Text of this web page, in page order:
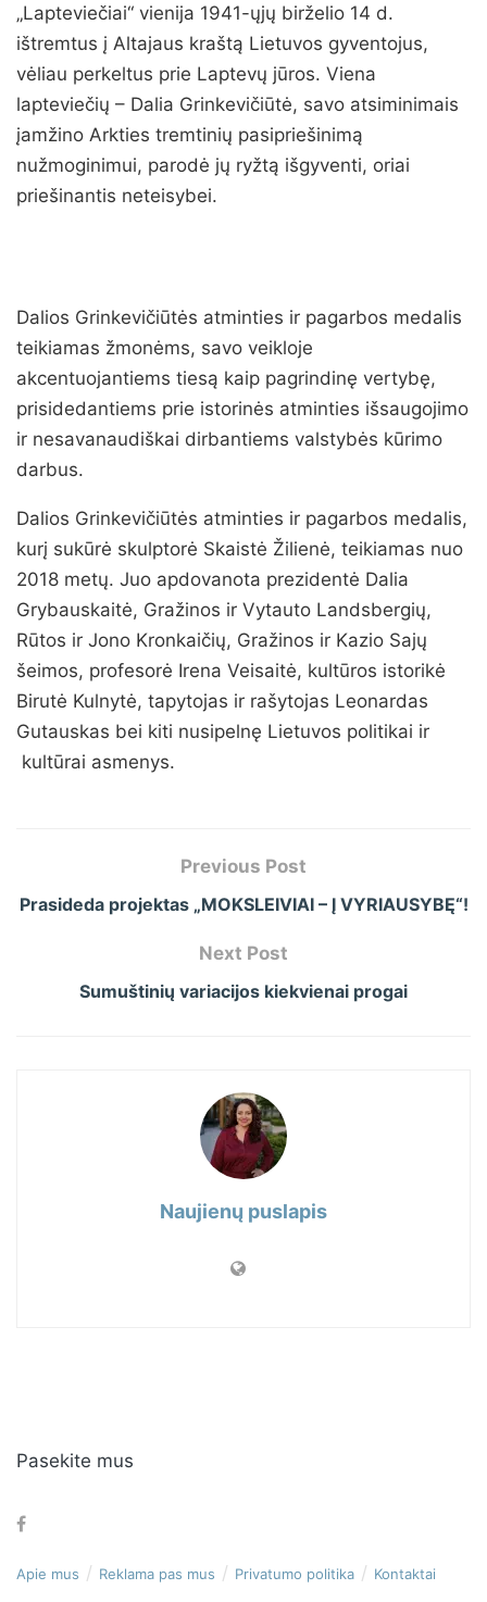
„Lapteviečiai“ vienija 1941-ųjų birželio 14 d.
ištremtus į Altajaus kraštą Lietuvos gyventojus,
vėliau perkeltus prie Laptevų jūros. Viena
lapteviečių – Dalia Grinkevičiūtė, savo atsiminimais
įamžino Arkties tremtinių pasipriešinimą
nužmoginimui, parodė jų ryžtą išgyventi, oriai
priešinantis neteisybei.
Dalios Grinkevičiūtės atminties ir pagarbos medalis
teikiamas žmonėms, savo veikloje
akcentuojantiems tiesą kaip pagrindinę vertybę,
prisidedantiems prie istorinės atminties išsaugojimo
ir nesavanaudiškai dirbantiems valstybės kūrimo
darbus.
Dalios Grinkevičiūtės atminties ir pagarbos medalis,
kurį sukūrė skulptorė Skaistė Žilienė, teikiamas nuo
2018 metų. Juo apdovanota prezidentė Dalia
Grybauskaitė, Gražinos ir Vytauto Landsbergių,
Rūtos ir Jono Kronkaičių, Gražinos ir Kazio Sajų
šeimos, profesorė Irena Veisaitė, kultūros istorikė
Birutė Kulnytė, tapytojas ir rašytojas Leonardas
Gutauskas bei kiti nusipelnę Lietuvos politikai ir
kultūrai asmenys.
Previous Post
Prasideda projektas „MOKSLEIVIAI – Į VYRIAUSYBĘ“!
Next Post
Sumuštinių variacijos kiekvienai progai
Naujienų puslapis
Pasekite mus
Apie mus Reklama pas mus Privatumo politika Kontaktai